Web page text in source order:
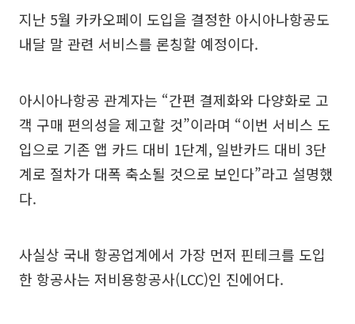
지난 5월 카카오페이 도입을 결정한 아시아나항공도
내달 말 관련 서비스를 론칭할 예정이다.
아시아나항공 관계자는 “간편 결제화와 다양화로 고
객 구매 편의성을 제고할 것”이라며 “이번 서비스 도
입으로 기존 앱 카드 대비 1단계, 일반카드 대비 3단
계로 절차가 대폭 축소될 것으로 보인다”라고 설명했
다.
사실상 국내 항공업계에서 가장 먼저 핀테크를 도입
한 항공사는 저비용항공사(LCC)인 진에어다.